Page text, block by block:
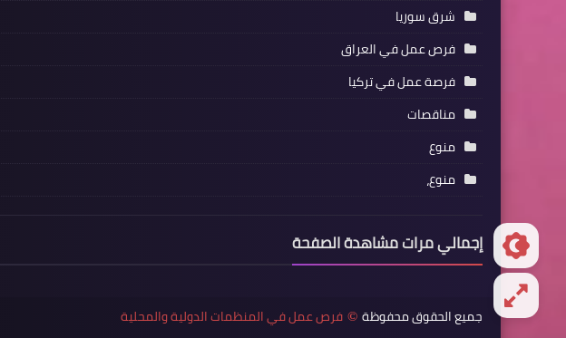
شرق سوريا
فرص عمل في العراق
فرصة عمل في تركيا
مناقصات
منوع
منوع،
إجمالي مرات مشاهدة الصفحة
جميع الحقوق محفوظة © فرص عمل في المنظمات الدولية والمحلية